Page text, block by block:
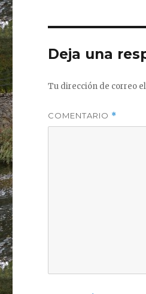
Deja una
Tu dirección de correo
COMENTARIO *